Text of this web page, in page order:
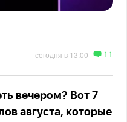
сегодня в 13:00 11
вечером? Вот 7
августа, которые